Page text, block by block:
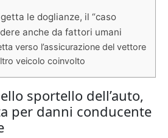
le doglianze, il “caso
anche da fattori umani
verso l’assicurazione del vettore
veicolo coinvolto
sportello dell’auto,
per danni conducente